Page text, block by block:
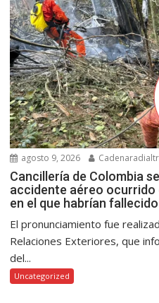
agosto 9, 2026
Cancillería de Colombia
accidente aéreo ocurrido
en el que habrían
El pronunciamiento fue
Relaciones Exteriores, que
del...
Uncategorized